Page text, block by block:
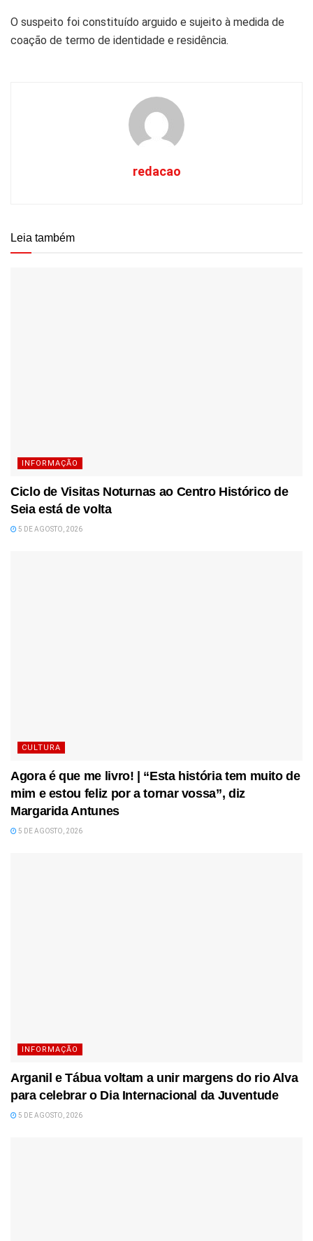
O suspeito foi constituído arguido e sujeito à medida de
coação de termo de identidade e residência.
redacao
Leia também
INFORMAÇÃO
Ciclo de Visitas Noturnas ao Centro Histórico de
Seia está de volta
5 DE AGOSTO, 2026
CULTURA
Agora é que me livro! | “Esta história tem muito de
mim e estou feliz por a tornar vossa”, diz
Margarida Antunes
5 DE AGOSTO, 2026
INFORMAÇÃO
Arganil e Tábua voltam a unir margens do rio Alva
para celebrar o Dia Internacional da Juventude
5 DE AGOSTO, 2026